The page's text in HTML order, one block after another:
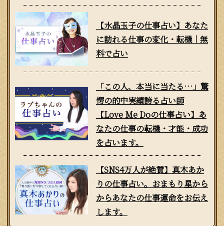
【水晶玉子の仕事占い】あなた
に訪れる仕事の変化・転機｜無
料で占い
「この人、本当に当たる…」驚
愕の的中実績誇る占い師
【Love Me Doの仕事占い】あ
なたの仕事の転機・才能・成功
を占います。
【SNS4万人が絶賛】真木あか
りの仕事占い。おまもり星から
からあなたの仕事運命をお伝え
します。